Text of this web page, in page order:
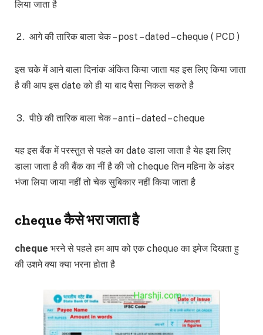
लिया जाता है
आगे की तारिक बाला चेक – post – dated – cheque ( PCD )
इस चके में आने बाला दिनांक अंकित किया जाता यह इस लिए किया जाता
है की आप इस date को ही या बाद पैसा निकल सकते है
पीछे की तारिक बाला चेक – anti – dated – cheque
यह इस बैंक में परस्तुत से पहले का date डाला जाता है येह इश लिए
डाला जाता है की बैंक का नीं है की जो cheque तिन महिना के अंडर
भंजा लिया जाया नहीं तो चेक सुबिकार नहीं किया जाता है
cheque कैसे भरा जाता है
cheque भरने से पहले हम आप को एक cheque का इमेज दिखता हु
की उशमे क्या क्या भरना होता है